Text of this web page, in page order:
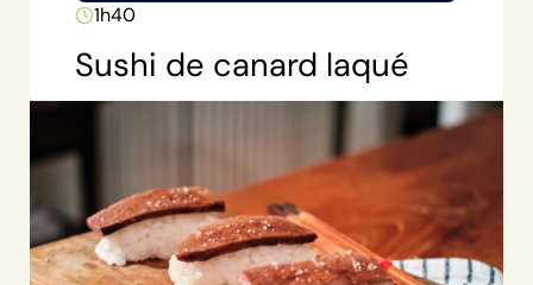
1h40
Sushi de canard laqué